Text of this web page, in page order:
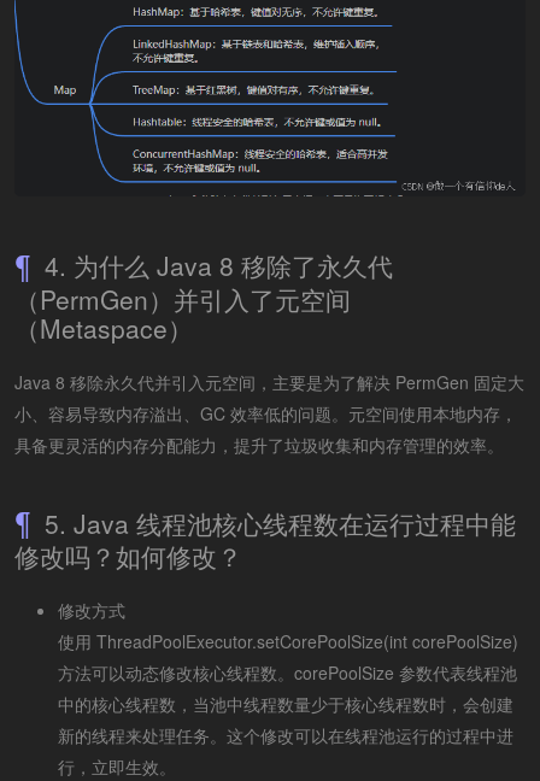
4. 为什么 Java 8 移除了永久代
（PermGen）并引入了元空间
（Metaspace）
Java 8 移除永久代并引入元空间，主要是为了解决 PermGen 固定大
小、容易导致内存溢出、GC 效率低的问题。元空间使用本地内存，
具备更灵活的内存分配能力，提升了垃圾收集和内存管理的效率。
5. Java 线程池核心线程数在运行过程中能
修改吗？如何修改？
修改方式
使用 ThreadPoolExecutor.setCorePoolSize(int corePoolSize)
方法可以动态修改核心线程数。corePoolSize 参数代表线程池
中的核心线程数，当池中线程数量少于核心线程数时，会创建
新的线程来处理任务。这个修改可以在线程池运行的过程中进
行，立即生效。